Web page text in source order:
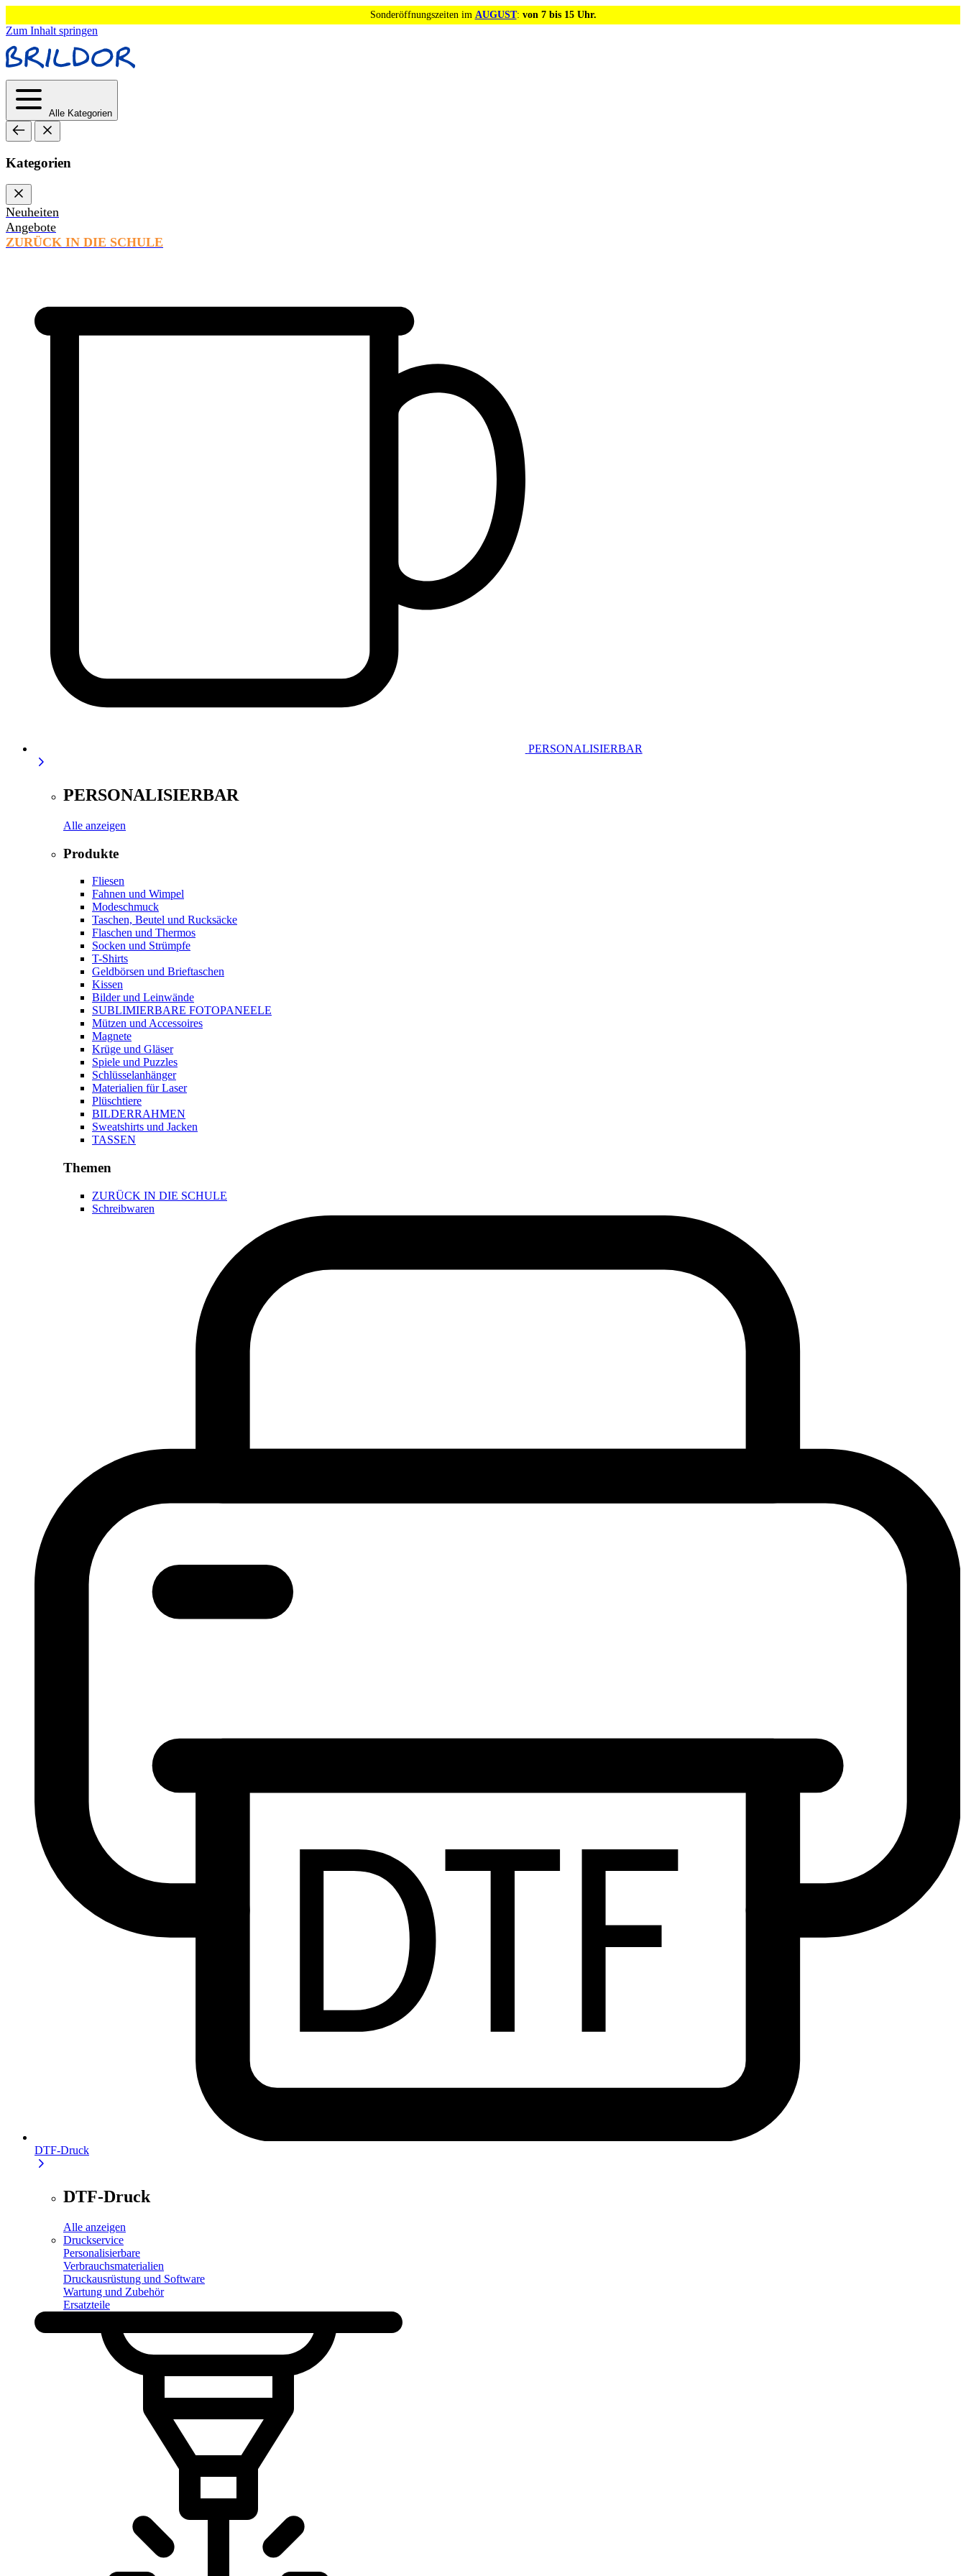
Sonderöffnungszeiten im AUGUST: von 7 bis 15 Uhr.
Zum Inhalt springen
Alle Kategorien
Kategorien
Neuheiten
Angebote
ZURÜCK IN DIE SCHULE
PERSONALISIERBAR
PERSONALISIERBAR
Alle anzeigen
Produkte
Fliesen
Fahnen und Wimpel
Modeschmuck
Taschen, Beutel und Rucksäcke
Flaschen und Thermos
Socken und Strümpfe
T-Shirts
Geldbörsen und Brieftaschen
Kissen
Bilder und Leinwände
SUBLIMIERBARE FOTOPANEELE
Mützen und Accessoires
Magnete
Krüge und Gläser
Spiele und Puzzles
Schlüsselanhänger
Materialien für Laser
Plüschtiere
BILDERRAHMEN
Sweatshirts und Jacken
TASSEN
Themen
ZURÜCK IN DIE SCHULE
Schreibwaren
DTF-Druck
DTF-Druck
Alle anzeigen
Druckservice
Personalisierbare
Verbrauchsmaterialien
Druckausrüstung und Software
Wartung und Zubehör
Ersatzteile